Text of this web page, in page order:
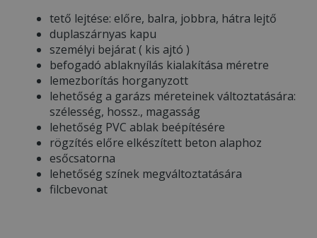
tető lejtése: előre, balra, jobbra, hátra lejtő
duplaszárnyas kapu
személyi bejárat ( kis ajtó )
befogadó ablaknyílás kialakítása méretre
lemezborítás horganyzott
lehetőség a garázs méreteinek változtatására:
szélesség, hossz., magasság
lehetőség PVC ablak beépítésére
rögzítés előre elkészített beton alaphoz
esőcsatorna
lehetőség színek megváltoztatására
filcbevonat